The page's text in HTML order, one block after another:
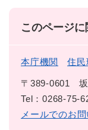
このページ
本庁機関 住民
〒389-0601
Tel：0268-75-
メールでのお